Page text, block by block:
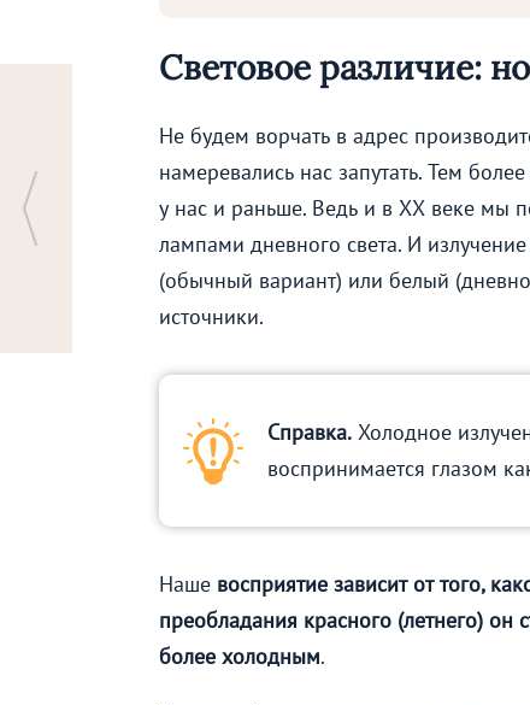
Световое различие:
Не будем ворчать в адрес
намеревались нас запутать. Тем
у нас и раньше. Ведь и в ХХ веке мы
лампами дневного света. И
(обычный вариант) или белый
источники.
Справка. Холодное
воспринимается глазом
Наше восприятие зависит от того,
преобладания красного (летнего) он
более холодным.